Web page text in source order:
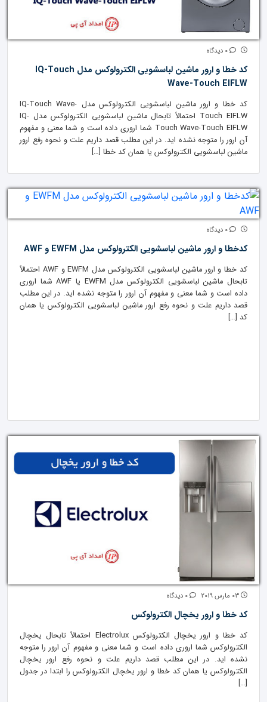
کد خطا و ارور ماشین لباسشویی الکترولوکس مدل IQ-Touch
Wave-Touch EIFLW
کد خطا و ارور ماشین لباسشویی الکترولوکس مدل IQ-Touch Wave-
Touch EIFLW احتمالاً تابحال ماشین لباسشویی الکترولوکس مدل IQ-
Touch Wave-Touch EIFLW شما اروری داده است و شما معنی و مفهوم
آن ارور را متوجه نشده اید. در این مطلب قصد داریم علت و نحوه رفع ارور
ماشین لباسشویی الکترولوکس یا همان کد خطا […]
کدخطا و ارور ماشین لباسشویی الکترولوکس مدل EWFM و AWF
کد خطا و ارور ماشین لباسشویی الکترولوکس مدل‌ EWFM و AWF احتمالاً
تابحال ماشین لباسشویی الکترولوکس مدل‌ EWFM یا AWF شما اروری
داده است و شما معنی و مفهوم آن ارور را متوجه نشده اید. در این مطلب
قصد داریم علت و نحوه رفع ارور ماشین لباسشویی الکترولوکس یا همان
کد […]
کد خطا و ارور یخچال الکترولوکس
کد خطا و ارور یخچال الکترولوکس Electrolux احتمالاً تابحال یخچال
الکترولوکس شما اروری داده است و شما معنی و مفهوم آن ارور را متوجه
نشده اید. در این مطلب قصد داریم علت و نحوه رفع ارور یخچال
الکترولوکس یا همان کد خطا و ارور یخچال الکترولوکس را ابتدا در جدول
[…]